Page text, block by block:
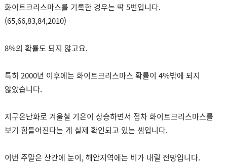
화이트크리스마스를 기록한 경우는 딱 5번입니다.
(65,66,83,84,2010)
8%의 확률도 되지 않고요.
특히 2000년 이후에는 화이트크리스마스 확률이 4%밖에 되지
않았습니다.
지구온난화로 겨울철 기온이 상승하면서 점차 화이트크리스마스를
보기 힘들어진다는 게 실제 확인되고 있는 셈입니다.
이번 주말은 산간에 눈이, 해안지역에는 비가 내릴 전망입니다.